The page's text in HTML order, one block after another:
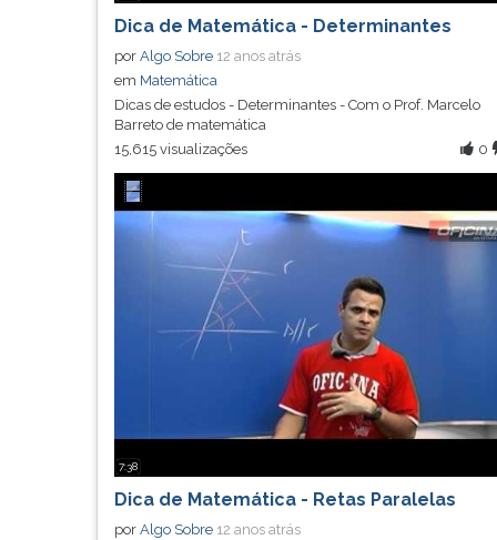
Dica de Matemática - Determinantes
por Algo Sobre 12 anos atrás
em Matemática
Dicas de estudos - Determinantes - Com o Prof. Marcelo
Barreto de matemática
0
15,615 visualizações
7:38
Dica de Matemática - Retas Paralelas
por Algo Sobre 12 anos atrás